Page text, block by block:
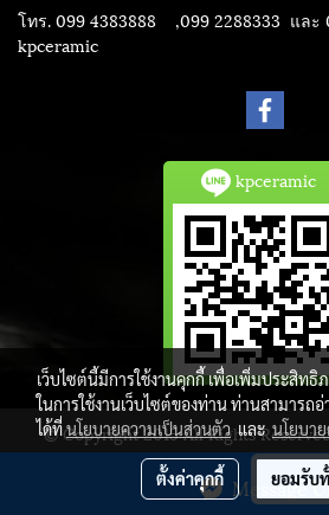
Message
โทร. 099 4383888 ,099 2288333 แล
kpceramic
kpceramic
© Copyright 2015 All Rights
ผู้เข้าชมวันนี้
เว็บไซต์นี้มีการใช้งานคุกกี้ เพื่อเพิ่มประสิท
ในการใช้งานเว็บไซต์ของท่าน ท่านสามารถ
ได้ที่นโยบายความเป็นส่วนตัวและนโยบา
ตั้งค่าคุกกี้ ยอมรับ